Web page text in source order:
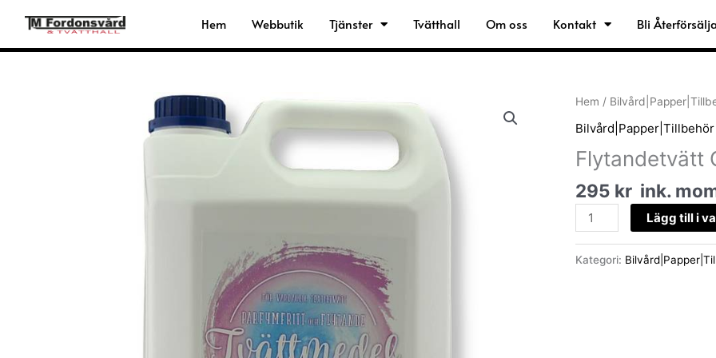
innehåll
Hem Webbutik Tjänster Tvätthall Om oss Kontakt Bli
Hem /
Bilvård|Papper|Tillbehör
Flytandetvätt
295 kr ink.
Flytandetvätt
OPARFYMERAD.
5000ml
mängd
Lägg till i
Kategori: